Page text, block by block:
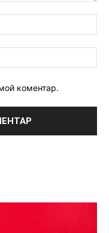
коментар.